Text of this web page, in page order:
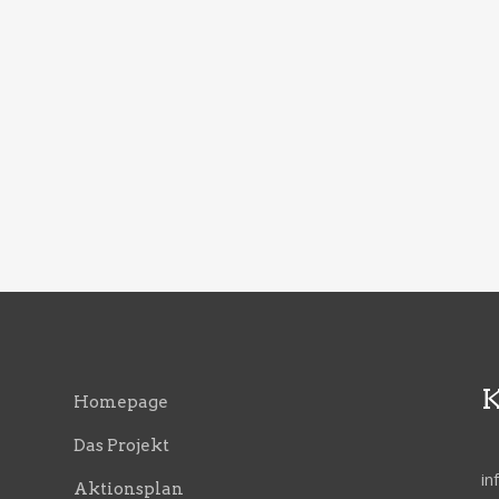
Homepage
Das Projekt
Aktionsplan